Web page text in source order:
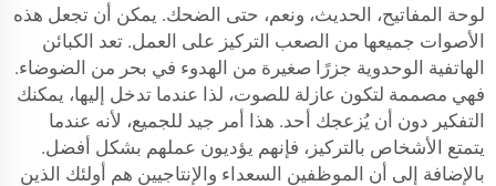
لوحة المفاتيح، الحديث، ونعم، حتى الضحك. يمكن أن تجعل هذه
الأصوات جميعها من الصعب التركيز على العمل. تعد الكبائن
الهاتفية الوحدوية جزرًا صغيرة من الهدوء في بحر من الضوضاء.
فهي مصممة لتكون عازلة للصوت، لذا عندما تدخل إليها، يمكنك
التفكير دون أن يُزعجك أحد. هذا أمر جيد للجميع، لأنه عندما
يتمتع الأشخاص بالتركيز، فإنهم يؤديون عملهم بشكل أفضل.
بالإضافة إلى أن الموظفين السعداء والإنتاجيين هم أولئك الذين